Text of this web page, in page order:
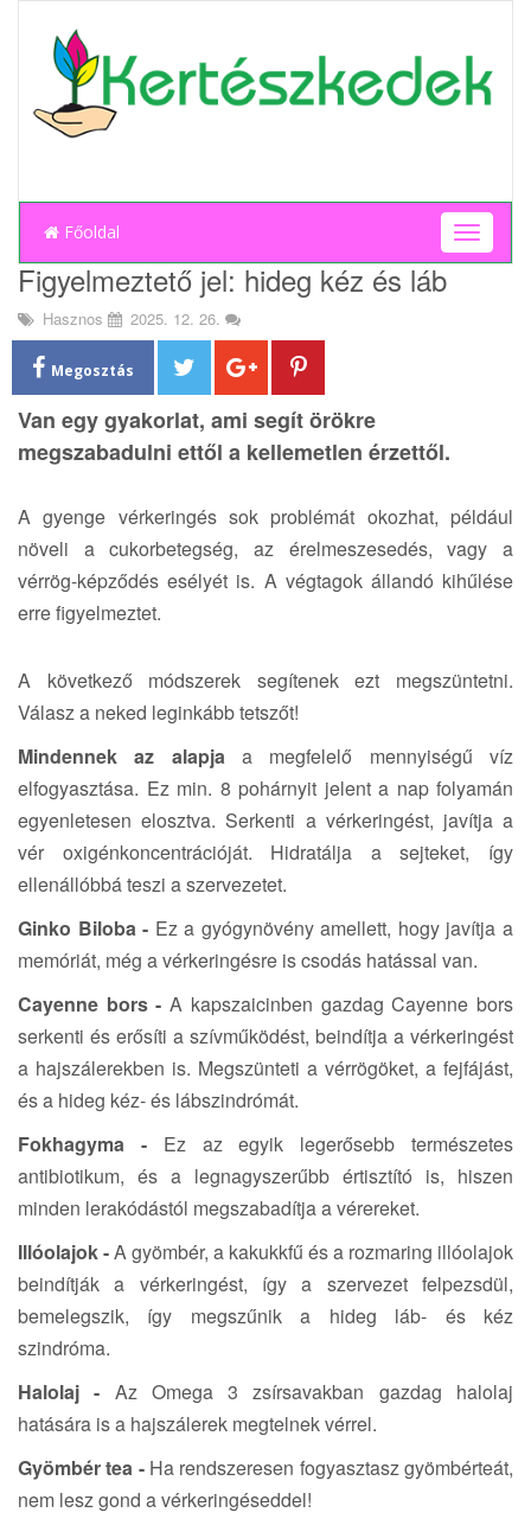
Főoldal
T
o
t
i
o
n
Figyelmeztető jel: hideg kéz és láb
Hasznos 2025. 12. 26.
Megosztás
Van egy gyakorlat, ami segít örökre
megszabadulni ettől a kellemetlen érzettől.
A gyenge vérkeringés sok problémát okozhat, például
növeli a cukorbetegség, az érelmeszesedés, vagy a
vérrög-képződés esélyét is. A végtagok állandó kihűlése
erre figyelmeztet.
A következő módszerek segítenek ezt megszüntetni.
Válasz a neked leginkább tetszőt!
Mindennek az alapja a megfelelő mennyiségű víz
elfogyasztása. Ez min. 8 pohárnyit jelent a nap folyamán
egyenletesen elosztva. Serkenti a vérkeringést, javítja a
vér oxigénkoncentrációját. Hidratálja a sejteket, így
ellenállóbbá teszi a szervezetet.
Ginko Biloba - Ez a gyógynövény amellett, hogy javítja a
memóriát, még a vérkeringésre is csodás hatással van.
Cayenne bors -A kapszaicinben gazdag Cayenne bors
serkenti és erősíti a szívműködést, beindítja a vérkeringést
a hajszálerekben is. Megszünteti a vérrögöket, a fejfájást,
és a hideg kéz- és lábszindrómát.
Fokhagyma - Ez az egyik legerősebb természetes
antibiotikum, és a legnagyszerűbb értisztító is, hiszen
minden lerakódástól megszabadítja a vérereket.
Illóolajok -A gyömbér, a kakukkfű és a rozmaring illóolajok
beindítják a vérkeringést, így a szervezet felpezsdül,
bemelegszik, így megszűnik a hideg láb- és kéz
szindróma.
Halolaj - Az Omega 3 zsírsavakban gazdag halolaj
hatására is a hajszálerek megtelnek vérrel.
Gyömbér tea - Ha rendszeresen fogyasztasz gyömbérteát,
nem lesz gond a vérkeringéseddel!